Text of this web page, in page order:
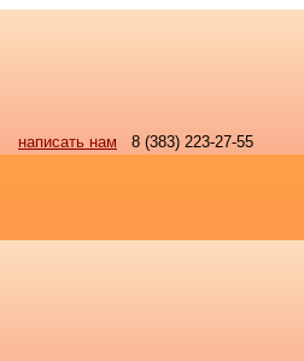
написать нам
8 (383) 223-27-55